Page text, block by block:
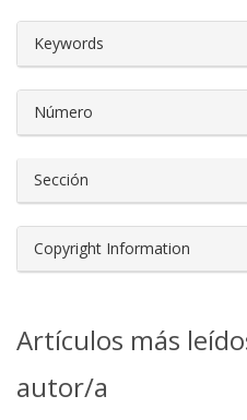
Keywords
Número
Sección
Copyright Information
Artículos más
autor/a